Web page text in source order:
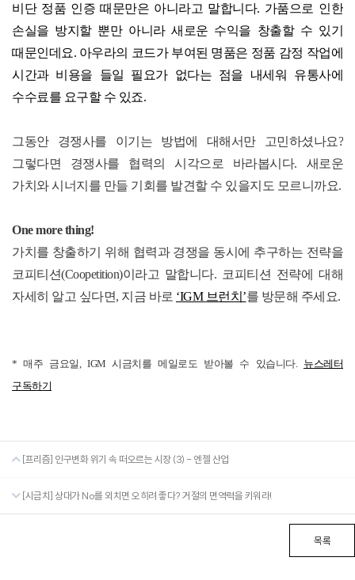
비단 정품 인증 때문만은 아니라고 말합니다. 가품으로 인한
손실을 방지할 뿐만 아니라 새로운 수익을 창출할 수 있기
때문인데요. 아우라의 코드가 부여된 명품은 정품 감정 작업에
시간과 비용을 들일 필요가 없다는 점을 내세워 유통사에
수수료를 요구할 수 있죠.
그동안 경쟁사를 이기는 방법에 대해서만 고민하셨나요?
그렇다면 경쟁사를 협력의 시각으로 바라봅시다. 새로운
가치와 시너지를 만들 기회를 발견할 수 있을지도 모르니까요.
One more thing!
가치를 창출하기 위해 협력과 경쟁을 동시에 추구하는 전략을
코피티션(Coopetition)이라고 말합니다. 코피티션 전략에 대해
자세히 알고 싶다면, 지금 바로 ‘IGM 브런치 ’를 방문해 주세요.
* 매주 금요일, IGM 시금치를 메일로도 받아볼 수 있습니다. 뉴스레터
구독하기
[프리즘] 인구변화 위기 속 떠오르는 시장 (3) - 엔젤 산업
[시금치] 상대가 No를 외치면 오히려 좋다? 거절의 면역력을 키워라!
목록